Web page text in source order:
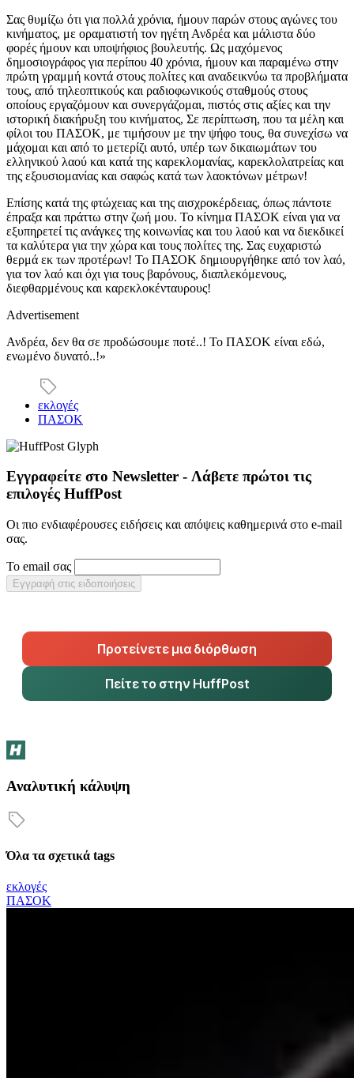
Σας θυμίζω ότι για πολλά χρόνια, ήμουν παρών στους αγώνες του
κινήματος, με οραματιστή τον ηγέτη Ανδρέα και μάλιστα δύο
φορές ήμουν και υποψήφιος βουλευτής. Ως μαχόμενος
δημοσιογράφος για περίπου 40 χρόνια, ήμουν και παραμένω στην
πρώτη γραμμή κοντά στους πολίτες και αναδεικνύω τα προβλήματα
τους, από τηλεοπτικούς και ραδιοφωνικούς σταθμούς στους
οποίους εργαζόμουν και συνεργάζομαι, πιστός στις αξίες και την
ιστορική διακήρυξη του κινήματος, Σε περίπτωση, που τα μέλη και
φίλοι του ΠΑΣΟΚ, με τιμήσουν με την ψήφο τους, θα συνεχίσω να
μάχομαι και από το μετερίζι αυτό, υπέρ των δικαιωμάτων του
ελληνικού λαού και κατά της καρεκλομανίας, καρεκλολατρείας και
της εξουσιομανίας και σαφώς κατά των λαοκτόνων μέτρων!
Επίσης κατά της φτώχειας και της αισχροκέρδειας, όπως πάντοτε
έπραξα και πράττω στην ζωή μου. Το κίνημα ΠΑΣΟΚ είναι για να
εξυπηρετεί τις ανάγκες της κοινωνίας και του λαού και να διεκδικεί
τα καλύτερα για την χώρα και τους πολίτες της. Σας ευχαριστώ
θερμά εκ των προτέρων! Το ΠΑΣΟΚ δημιουργήθηκε από τον λαό,
για τον λαό και όχι για τους βαρόνους, διαπλεκόμενους,
διεφθαρμένους και καρεκλοκένταυρους!
Advertisement
Ανδρέα, δεν θα σε προδώσουμε ποτέ..! Το ΠΑΣΟΚ είναι εδώ,
ενωμένο δυνατό..!»
εκλογές
ΠΑΣΟΚ
Εγγραφείτε στο Newsletter - Λάβετε πρώτοι τις
επιλογές HuffPost
Οι πιο ενδιαφέρουσες ειδήσεις και απόψεις καθημερινά στο e-mail
σας.
Το email σας
Εγγραφή στις ειδοποιήσεις
Προτείνετε μια διόρθωση
Πείτε το στην HuffPost
Αναλυτική κάλυψη
Όλα τα σχετικά tags
εκλογές
ΠΑΣΟΚ